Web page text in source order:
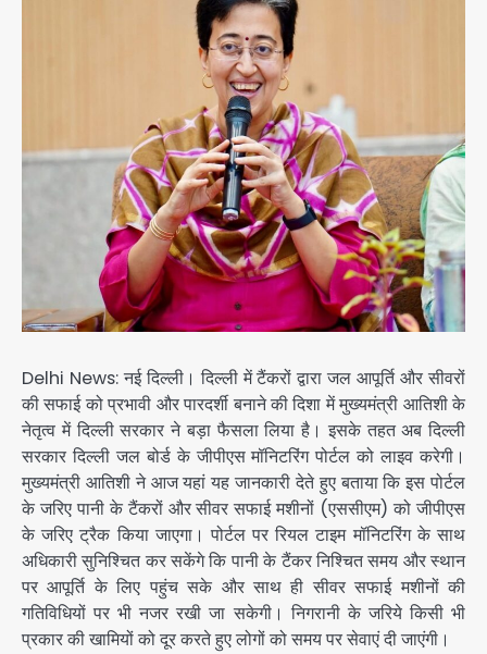
Delhi News: नई दिल्ली। दिल्ली में टैंकरों द्वारा जल आपूर्ति और सीवरों
की सफाई को प्रभावी और पारदर्शी बनाने की दिशा में मुख्यमंत्री आतिशी के
नेतृत्व में दिल्ली सरकार ने बड़ा फैसला लिया है। इसके तहत अब दिल्ली
सरकार दिल्ली जल बोर्ड के जीपीएस मॉनिटरिंग पोर्टल को लाइव करेगी।
मुख्यमंत्री आतिशी ने आज यहां यह जानकारी देते हुए बताया कि इस पोर्टल
के जरिए पानी के टैंकरों और सीवर सफाई मशीनों (एससीएम) को जीपीएस
के जरिए ट्रैक किया जाएगा। पोर्टल पर रियल टाइम मॉनिटरिंग के साथ
अधिकारी सुनिश्चित कर सकेंगे कि पानी के टैंकर निश्चित समय और स्थान
पर आपूर्ति के लिए पहुंच सके और साथ ही सीवर सफाई मशीनों की
गतिविधियों पर भी नजर रखी जा सकेगी। निगरानी के जरिये किसी भी
प्रकार की खामियों को दूर करते हुए लोगों को समय पर सेवाएं दी जाएंगी।